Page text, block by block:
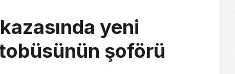
yeni
şoförü